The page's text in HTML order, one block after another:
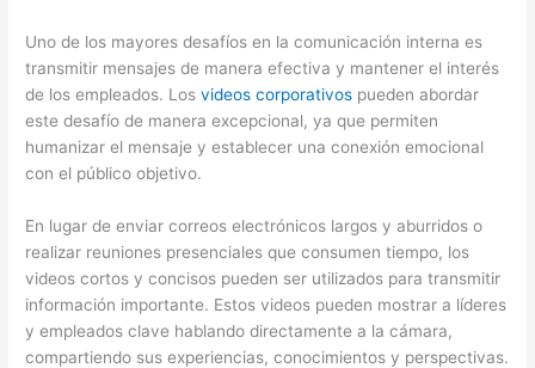
Uno de los mayores desafíos en la comunicación interna es
transmitir mensajes de manera efectiva y mantener el interés
de los empleados. Los videos corporativos pueden abordar
este desafío de manera excepcional, ya que permiten
humanizar el mensaje y establecer una conexión emocional
con el público objetivo.
En lugar de enviar correos electrónicos largos y aburridos o
realizar reuniones presenciales que consumen tiempo, los
videos cortos y concisos pueden ser utilizados para transmitir
información importante. Estos videos pueden mostrar a líderes
y empleados clave hablando directamente a la cámara,
compartiendo sus experiencias, conocimientos y perspectivas.